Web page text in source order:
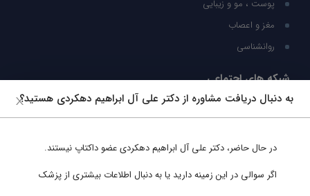
پوست ، مو و زیبایی
مغز و اعصاب
روانشناسی
شبکه های اجتماعی
ما را در شبکه های اجتماعی دنبال کنید
به دنبال دریافت مشاوره از دکتر علی آل ابراهیم دهکردی هستید؟
در حال حاضر، دکتر علی آل ابراهیم دهکردیعضو داکتاپ نیستند.
اگر سوالی در این زمینه دارید یا به دنبال اطلاعات بیشتری از پزشک